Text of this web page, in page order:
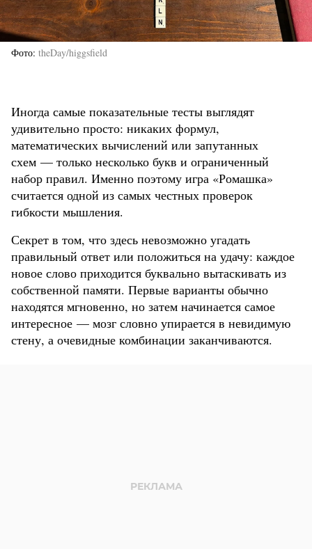
Фото theDay/higgsfield
Иногда самые показательные тесты выглядят
удивительно просто: никаких формул,
математических вычислений или запутанных
схем — только несколько букв и ограниченный
набор правил. Именно поэтому игра «Ромашка»
считается одной из самых честных проверок
гибкости мышления.
Секрет в том, что здесь невозможно угадать
правильный ответ или положиться на удачу: каждое
новое слово приходится буквально вытаскивать из
собственной памяти. Первые варианты обычно
находятся мгновенно, но затем начинается самое
интересное — мозг словно упирается в невидимую
стену, а очевидные комбинации заканчиваются.